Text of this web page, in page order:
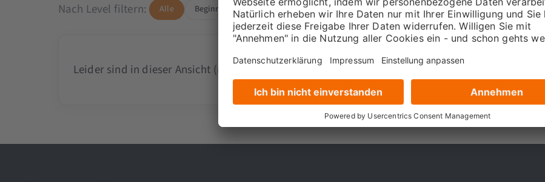
Nach Level filtern: Alle Beginner Advanced
Leider sind in dieser Ansicht (noch) keine Beiträge vorhanden.